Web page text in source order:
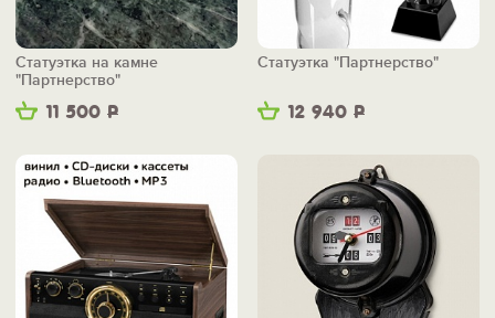
11 500 Р
Статуэтка на камне
"Партнерство"
12 940 Р
Статуэтка "Партнерство"